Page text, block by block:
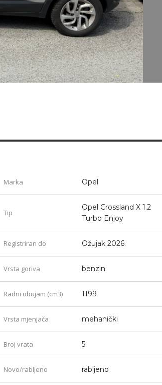
Marka Opel
Tip
Opel Crossland X 1.2
Turbo Enjoy
Registriran do Ožujak 2026.
Vrsta goriva benzin
Radni obujam (cm3) 1199
Vrsta mjenjača mehanički
Broj vrata 5
Novo/rabljeno rabljeno